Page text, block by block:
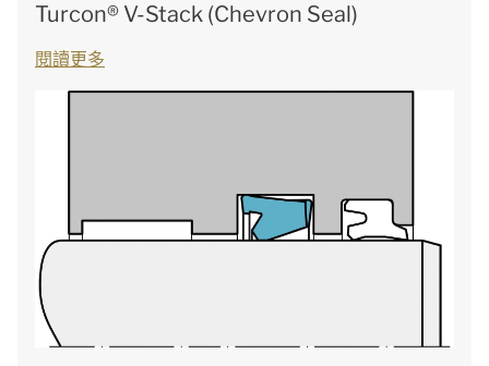
Turcon® V-Stack (Chevron Seal)
閱讀更多